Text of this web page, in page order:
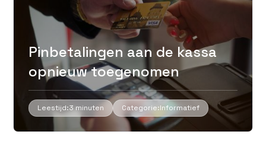
Pinbetalingen aan de kassa
opnieuw toegenomen
Leestijd:3 minuten Categorie:Informatief